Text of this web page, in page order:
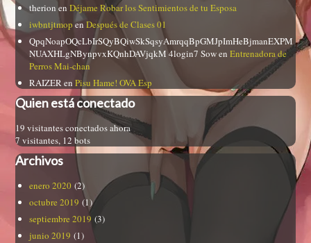
therion enDéjame Robar los Sentimientos de tu Esposa
iwbntjtmop enDespués de Clases 01
QpqNoapOQcLbIrSQyBQiwSkSqsyAmrqqBpGMJpImHeBjmanEXPM
NUAXHLgNBynpvxKQnhDAVjqkM 4login7 SowenEntrenadora de
Perros Mai-chan
RAIZER enPisu Hame! OVA Esp
Quien está conectado
19 visitantes conectados ahora
7 visitantes, 12 bots
Archivos
enero 2020 (2)
octubre 2019 (1)
septiembre 2019 (3)
junio 2019 (1)